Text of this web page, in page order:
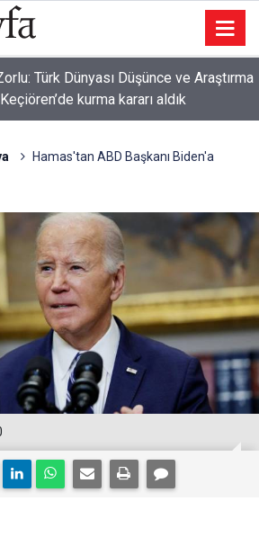
Türk Dünyası Düşünce ve Araştırma
kurma kararı aldık
Hamas'tan ABD Başkanı Biden'a